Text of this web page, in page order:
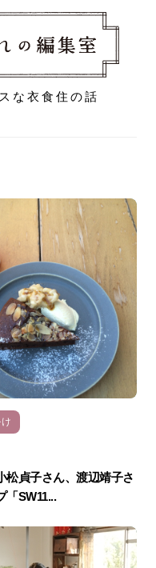
な衣食住の話
松貞子さん、渡辺靖子さ
「SW11...